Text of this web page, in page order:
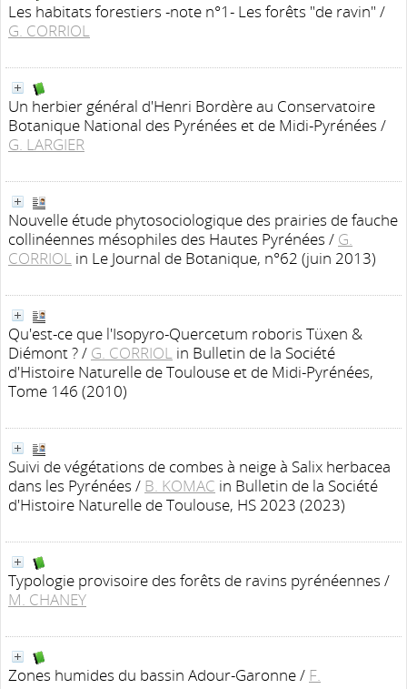
Les habitats forestiers -note n°1- Les forêts "de ravin" /
G. CORRIOL
Un herbier général d'Henri Bordère au Conservatoire
Botanique National des Pyrénées et de Midi-Pyrénées /
G. LARGIER
Nouvelle étude phytosociologique des prairies de fauche
collinéennes mésophiles des Hautes Pyrénées / G.
CORRIOL in Le Journal de Botanique, n°62 (juin 2013)
Qu'est-ce que l'Isopyro-Quercetum roboris Tüxen &
Diémont ?/ G. CORRIOL in Bulletin de la Société
d'Histoire Naturelle de Toulouse et de Midi-Pyrénées,
Tome 146 (2010)
Suivi de végétations de combes à neige à Salix herbacea
dans les Pyrénées / B. KOMAC in Bulletin de la Société
d'Histoire Naturelle de Toulouse, HS 2023 (2023)
Typologie provisoire des forêts de ravins pyrénéennes /
M. CHANEY
Zones humides du bassin Adour-Garonne/ F.